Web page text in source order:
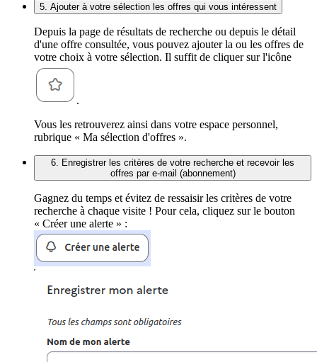
5. Ajouter à votre sélection les offres qui vous intéressent
Depuis la page de résultats de recherche ou depuis le détail
d'une offre consultée, vous pouvez ajouter la ou les offres de
votre choix à votre sélection. Il suffit de cliquer sur l'icône
.
Vous les retrouverez ainsi dans votre espace personnel,
rubrique « Ma sélection d'offres ».
6. Enregistrer les critères de votre recherche et recevoir les
offres par e-mail (abonnement)
Gagnez du temps et évitez de ressaisir les critères de votre
recherche à chaque visite ! Pour cela, cliquez sur le bouton
« Créer une alerte » :